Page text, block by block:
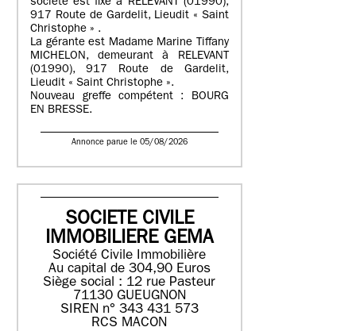
société est fixé à RELEVANT (01990),
917 Route de Gardelit, Lieudit « Saint
Christophe » .
La gérante est Madame Marine Tiffany
MICHELON, demeurant à RELEVANT
(01990), 917 Route de Gardelit,
Lieudit « Saint Christophe ».
Nouveau greffe compétent : BOURG
EN BRESSE.
Annonce parue le 05/08/2026
SOCIETE CIVILE
IMMOBILIERE GEMA
Société Civile Immobilière
Au capital de 304,90 Euros
Siège social : 12 rue Pasteur
71130 GUEUGNON
SIREN n° 343 431 573
RCS MACON